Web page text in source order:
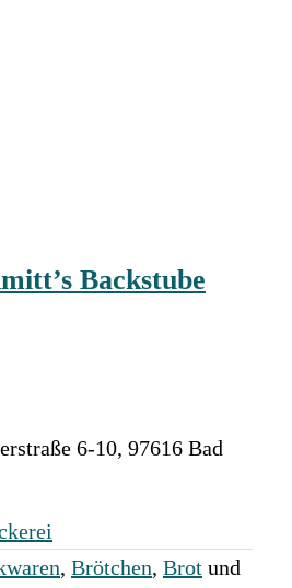
Backstube
6-10, 97616 Bad
, Brötchen, Brot und